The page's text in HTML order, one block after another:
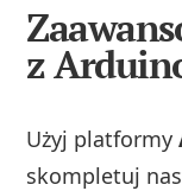
z
Użyj platformy
skompletuj